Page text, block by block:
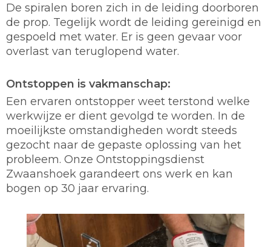
De spiralen boren zich in de leiding doorboren
de prop. Tegelijk wordt de leiding gereinigd en
gespoeld met water. Er is geen gevaar voor
overlast van teruglopend water.
Ontstoppen is vakmanschap:
Een ervaren ontstopper weet terstond welke
werkwijze er dient gevolgd te worden. In de
moeilijkste omstandigheden wordt steeds
gezocht naar de gepaste oplossing van het
probleem. Onze Ontstoppingsdienst
Zwaanshoek garandeert ons werk en kan
bogen op 30 jaar ervaring.